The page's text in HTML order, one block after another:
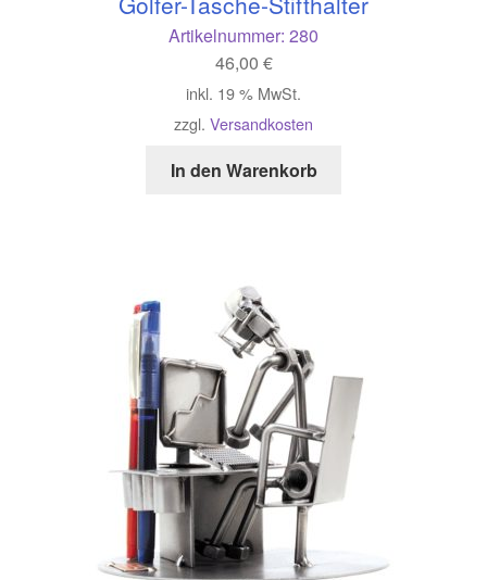
Artikelnummer: 280
46,00 €
inkl. 19 % MwSt.
zzgl. Versandkosten
In den Warenkorb